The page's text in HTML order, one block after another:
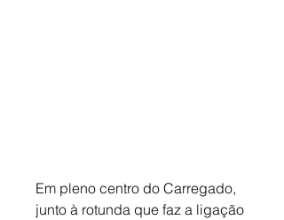
Em pleno centro do Carregado,
junto à rotunda que faz a ligação